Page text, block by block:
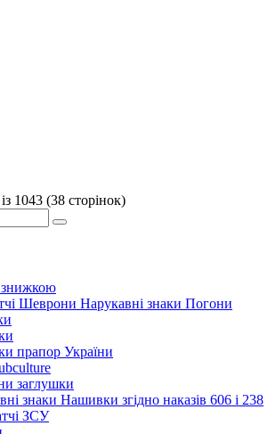
1043 (38 сторінок)
знижкою
Шеврони Нарукавні знаки Погони
прапор України
заглушки
знаки Нашивки згідно наказів 606 і 238
ЗСУ